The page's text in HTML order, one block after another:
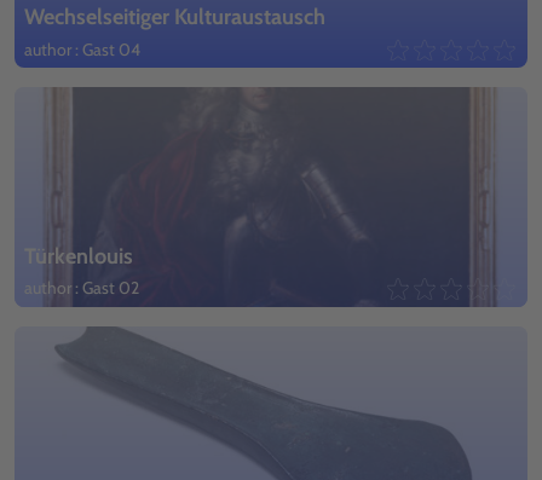
Wechselseitiger Kulturaustausch
author : Gast 04
Türkenlouis
author : Gast 02